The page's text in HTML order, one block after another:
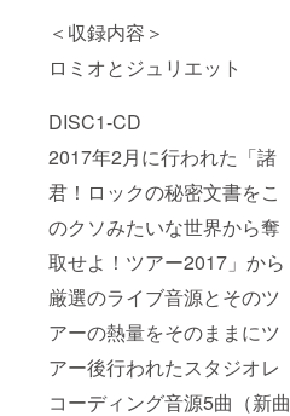
＜収録内容＞
ロミオとジュリエット
DISC1-CD
2017年2月に行われた「諸
君！ロックの秘密文書をこ
のクソみたいな世界から奪
取せよ！ツアー2017」から
厳選のライブ音源とそのツ
アーの熱量をそのままにツ
アー後行われたスタジオレ
コーディング音源5曲（新曲